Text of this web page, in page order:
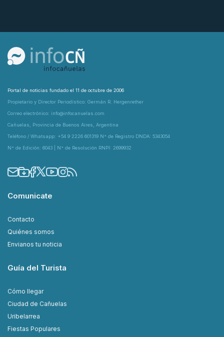
Portal de noticias fundado el 11 de octubre de 2006
Propietario y Director Periodístico: Germán R. Hergenrether
Correo electrónico: info@infocanuelas.com
Cañuelas, Provincia de Buenos Aires, Argentina
Teléfono / Whatsapp: +54 9 2226 601319 N° de Registro DNDA: 5343054
N° de Edición: 6043 | N° de Resolución RNPI: 2699932
Comunicate
Contacto
Quiénes somos
Envianos tu noticia
Guía del Turista
Cómo llegar
Ciudad de Cañuelas
Uribelarrea
Fiestas Populares